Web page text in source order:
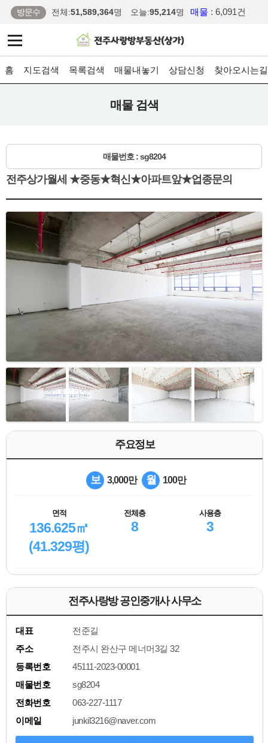
방문수 전체:51,589,364명 오늘:95,214명 매물 : 6,091건
홈 지도검색 목록검색 매물내놓기 상담신청 찾아오시는길
매물 검색
매물번호 : sg8204
전주상가월세 ★중동★혁신★아파트앞★업종문의
주요정보
보 3,000만 월 100만
면적
136.625㎡
(41.329평)
전체층
8
사용층
3
전주사랑방 공인중개사 사무소
대표
전준길
주소
전주시 완산구 메너머3길 32
등록번호
45111-2023-00001
매물번호
sg8204
전화번호
063-227-1117
이메일
junkil3216@naver.com